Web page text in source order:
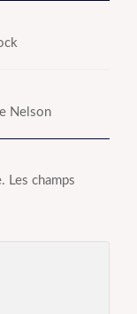
Nelson
Les champs